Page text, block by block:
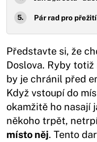
Pár rad pro
Představte si, že
Doslova. Ryby
by je chránil před
Když vstoupí do
okamžitě ho nasají
někoho trpět,
místo něj. Tento